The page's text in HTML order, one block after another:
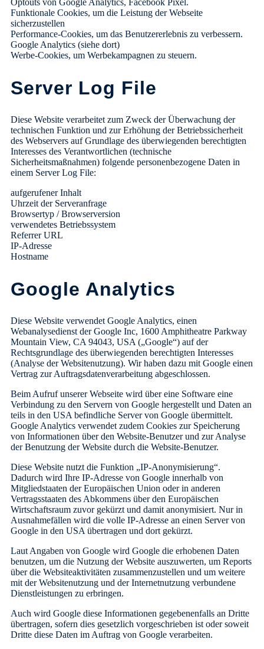
Optouts von Google Analytics, Facebook Pixel.
Funktionale Cookies, um die Leistung der Webseite
sicherzustellen
Performance-Cookies, um das Benutzererlebnis zu verbessern.
Google Analytics (siehe dort)
Werbe-Cookies, um Werbekampagnen zu steuern.
Server Log File
Diese Website verarbeitet zum Zweck der Überwachung der
technischen Funktion und zur Erhöhung der Betriebssicherheit
des Webservers auf Grundlage des überwiegenden berechtigten
Interesses des Verantwortlichen (technische
Sicherheitsmaßnahmen) folgende personenbezogene Daten in
einem Server Log File:
aufgerufener Inhalt
Uhrzeit der Serveranfrage
Browsertyp / Browserversion
verwendetes Betriebssystem
Referrer URL
IP-Adresse
Hostname
Google Analytics
Diese Website verwendet Google Analytics, einen
Webanalysedienst der Google Inc, 1600 Amphitheatre Parkway
Mountain View, CA 94043, USA („Google“) auf der
Rechtsgrundlage des überwiegenden berechtigten Interesses
(Analyse der Websitenutzung). Wir haben dazu mit Google einen
Vertrag zur Auftragsdatenverarbeitung abgeschlossen.
Beim Aufruf unserer Webseite wird über eine Software eine
Verbindung zu den Servern von Google hergestellt und Daten an
teils in den USA befindliche Server von Google übermittelt.
Google Analytics verwendet zudem Cookies zur Speicherung
von Informationen über den Website-Benutzer und zur Analyse
der Benutzung der Website durch die Website-Benutzer.
Diese Website nutzt die Funktion „IP-Anonymisierung“.
Dadurch wird Ihre IP-Adresse von Google innerhalb von
Mitgliedstaaten der Europäischen Union oder in anderen
Vertragsstaaten des Abkommens über den Europäischen
Wirtschaftsraum zuvor gekürzt und damit anonymisiert. Nur in
Ausnahmefällen wird die volle IP-Adresse an einen Server von
Google in den USA übertragen und dort gekürzt.
Laut Angaben von Google wird Google die erhobenen Daten
benutzen, um die Nutzung der Website auszuwerten, um Reports
über die Websiteaktivitäten zusammenzustellen und um weitere
mit der Websitenutzung und der Internetnutzung verbundene
Dienstleistungen zu erbringen.
Auch wird Google diese Informationen gegebenenfalls an Dritte
übertragen, sofern dies gesetzlich vorgeschrieben ist oder soweit
Dritte diese Daten im Auftrag von Google verarbeiten.